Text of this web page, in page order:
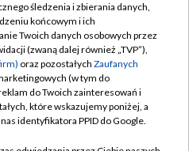
TVP
TVP
prywatności
zgody
śledzenia i zbierania danych,
końcowym i ich
Twoich danych osobowych przez
(zwaną dalej również „TVP”),
oraz pozostałych Zaufanych
(w tym do
do Twoich zainteresowań i
które wskazujemy poniżej, a
identyfikatora PPID do Google.